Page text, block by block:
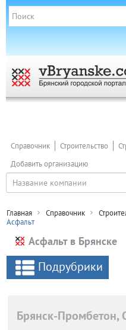
Справочник Строительство
Добавить организацию
Главная Справочник
Асфальт
Асфальт в Брянске
Подрубрики
Брянск-Промбетон,